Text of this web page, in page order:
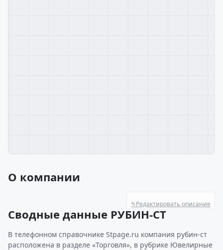
О компании
✎Редактировать описание
Сводные данные РУБИН-СТ
В телефонном справочнике Stpage.ru компания рубин-ст
расположена в разделе «Торговля», в рубрике Ювелирные